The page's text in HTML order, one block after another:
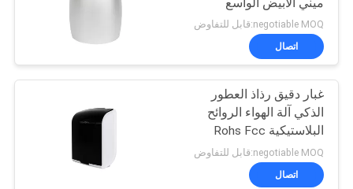
ميني الأبيض الواسع
negotiable MOQ:قابل للتفاوض
اتصال
غبار دقيق رذاذ العطور
الذكي آلة الهواء الروائح
البلاستيكية Rohs Fcc
الموافقة الرائحة
negotiable MOQ:قابل للتفاوض
اتصال